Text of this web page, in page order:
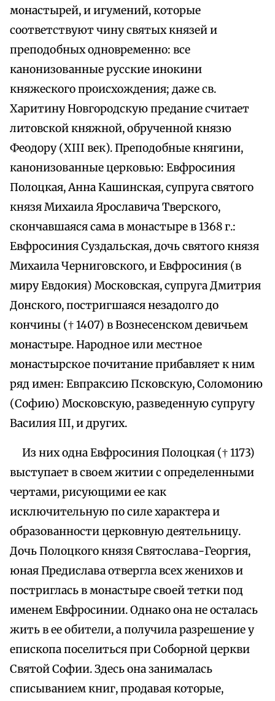
монастырей, и игумений, которые
соответствуют чину святых князей и
преподобных одновременно: все
канонизованные русские инокини
княжеского происхождения; даже св.
Харитину Новгородскую предание считает
литовской княжной, обрученной князю
Феодору (XIII век). Преподобные княгини,
канонизованные церковью: Евфросиния
Полоцкая, Анна Кашинская, супруга святого
князя Михаила Ярославича Тверского,
скончавшаяся сама в монастыре в 1368 г.:
Евфросиния Суздальская, дочь святого князя
Михаила Черниговского, и Евфросиния (в
миру Евдокия) Московская, супруга Дмитрия
Донского, постригшаяся незадолго до
кончины († 1407) в Вознесенском девичьем
монастыре. Народное или местное
монастырское почитание прибавляет к ним
ряд имен: Евпраксию Псковскую, Соломонию
(Софию) Московскую, разведенную супругу
Василия III, и других.
Из них одна Евфросиния Полоцкая († 1173)
выступает в своем житии с определенными
чертами, рисующими ее как
исключительную по силе характера и
образованности церковную деятельницу.
Дочь Полоцкого князя Святослава-Георгия,
юная Предислава отвергла всех женихов и
постриглась в монастыре своей тетки под
именем Евфросинии. Однако она не осталась
жить в ее обители, а получила разрешение у
епископа поселиться при Соборной церкви
Святой Софии. Здесь она занималась
списыванием книг, продавая которые,